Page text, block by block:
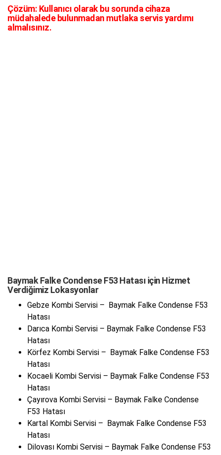
Çözüm: Kullanıcı olarak bu sorunda cihaza
müdahalede bulunmadan mutlaka servis yardımı
almalısınız.
Baymak Falke Condense F53 Hatası için Hizmet
Verdiğimiz Lokasyonlar
Gebze Kombi Servisi – Baymak Falke Condense F53
Hatası
Darıca Kombi Servisi – Baymak Falke Condense F53
Hatası
Körfez Kombi Servisi – Baymak Falke Condense F53
Hatası
Kocaeli Kombi Servisi – Baymak Falke Condense F53
Hatası
Çayırova Kombi Servisi – Baymak Falke Condense
F53 Hatası
Kartal Kombi Servisi – Baymak Falke Condense F53
Hatası
Dilovası Kombi Servisi – Baymak Falke Condense F53